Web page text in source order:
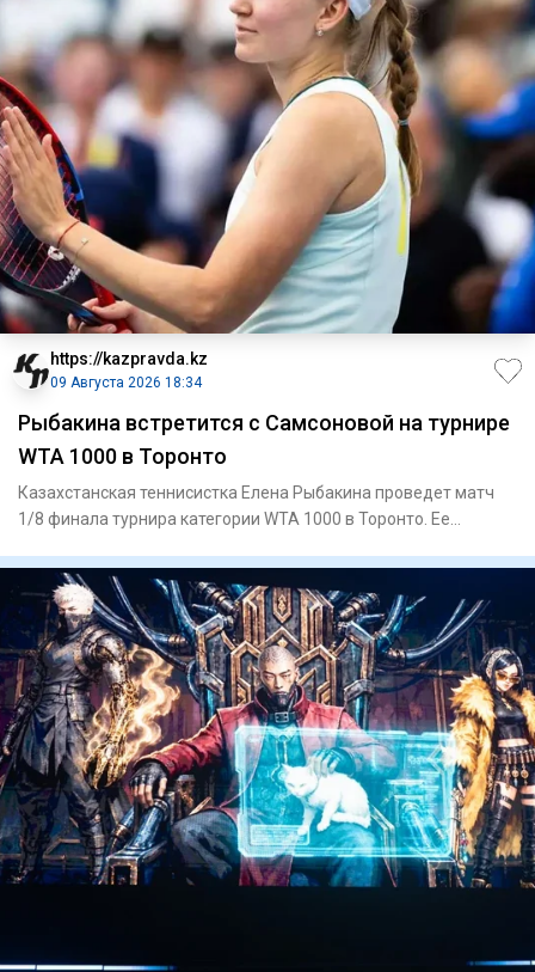
https://kazpravda.kz
09 Августа 2026 18:34
Рыбакина встретится с Самсоновой на турнире
WTA 1000 в Торонто
Казахстанская теннисистка Елена Рыбакина проведет матч
1/8 финала турнира категории WTA 1000 в Торонто. Ее